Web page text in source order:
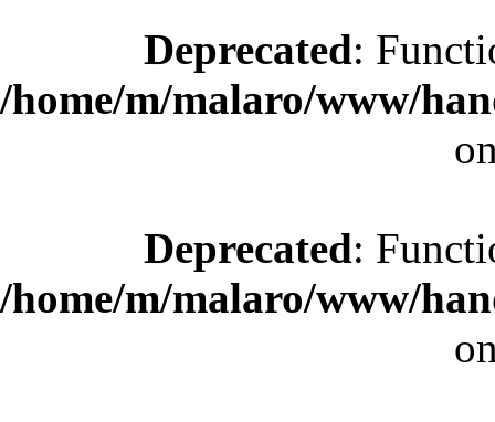
Deprecated:
/home/m/malaro/www/
Deprecated:
/home/m/malaro/www/